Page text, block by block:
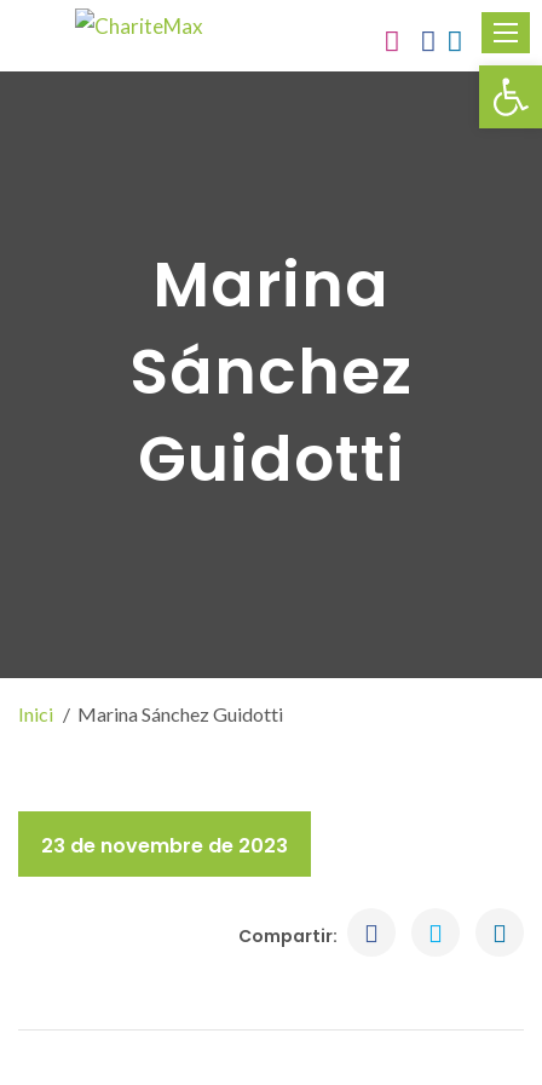
Marina
Sánchez
Guidotti
Inici Marina Sánchez Guidotti
23 de novembre de 2023
Compartir: